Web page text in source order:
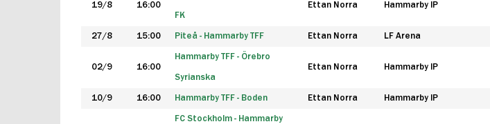
19/8 16:00
FK
Ettan Norra Hammarby IP
27/8 15:00 Piteå - Hammarby TFF Ettan Norra LF Arena
02/9 16:00
Hammarby TFF - Örebro
Syrianska
Ettan Norra Hammarby IP
10/9 16:00 Hammarby TFF - Boden Ettan Norra Hammarby IP
FC Stockholm - Hammarby